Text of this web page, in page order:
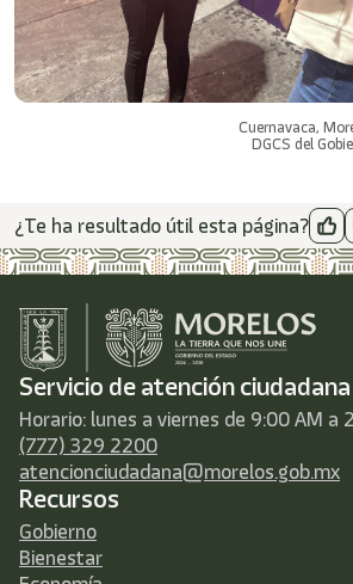
Cuernavaca,
DGCS del
¿Te ha resultado útil esta página?
Servicio de atención ciudadana
Horario: lunes a viernes de 9:00 AM a
(777) 329 2200
atencionciudadana@morelos.gob.mx
Recursos
Gobierno
Bienestar